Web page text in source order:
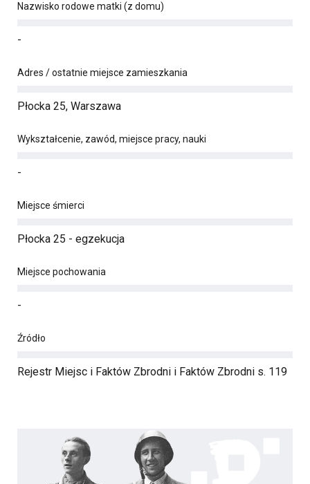
Nazwisko rodowe matki (z domu)
-
Adres / ostatnie miejsce zamieszkania
Płocka 25, Warszawa
Wykształcenie, zawód, miejsce pracy, nauki
-
Miejsce śmierci
Płocka 25 - egzekucja
Miejsce pochowania
-
Źródło
Rejestr Miejsc i Faktów Zbrodni i Faktów Zbrodni s. 119